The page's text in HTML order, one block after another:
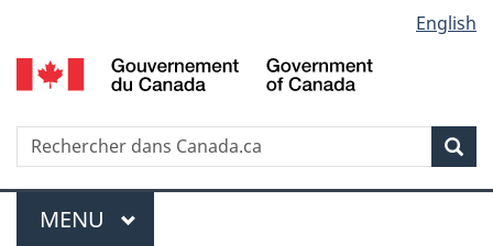
au
contenu
propos
de
la
HTML
simplifiée
selection
English
Recherche
Menu
MENU PRINCIPAL